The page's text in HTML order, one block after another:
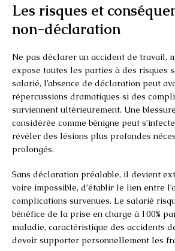
Les risques et
non-déclaration
Ne pas déclarer un accident de travail,
expose toutes les parties à des risques
salarié, l’absence de déclaration peut
répercussions dramatiques si des
surviennent ultérieurement. Une
considérée comme bénigne peut
révéler des lésions plus profondes
prolongés.
Sans déclaration préalable, il devient
voire impossible, d’établir le lien entre
complications survenues. Le salarié
bénéfice de la prise en charge à 100%
maladie, caractéristique des accidents
devoir supporter personnellement les